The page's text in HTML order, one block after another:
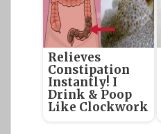
Relieves
Constipation
Instantly! I
Drink & Poop
Like Clockwork